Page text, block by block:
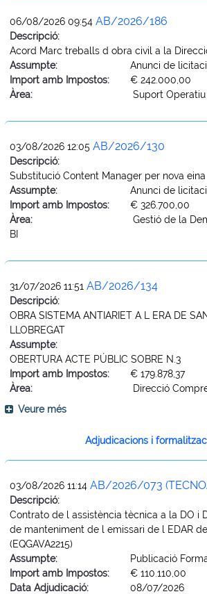
06/08/2026 09:54 AB/2026/186
Descripció:
Acord Marc treballs d obra civil a la
Assumpte:
Anunci de
Import amb Impostos:
€ 242.000,00
Àrea:
Suport
03/08/2026 12:05 AB/2026/130
Descripció:
Substitució Content Manager per nova eina
Assumpte:
Anunci de
Import amb Impostos:
€ 326.700,00
Àrea:
Gestió de la
BI
31/07/2026 11:51 AB/2026/134
Descripció:
OBRA SISTEMA ANTIARIET A L ERA DE
LLOBREGAT
Assumpte:
OBERTURA ACTE PÚBLIC SOBRE N.3
Import amb Impostos:
€ 179.878,37
Àrea:
Direcció
Veure més
Adjudicacions i
03/08/2026 11:14 AB/2026/073
Descripció:
Contrato de l assistència tècnica a la DO i
de manteniment de l emissari de l EDAR
(EQGAVA2215)
Assumpte:
Publicació
Import amb Impostos:
€ 110.110,00
Data Adjudicació:
08/07/2026